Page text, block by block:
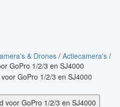
& Drones / Actiecamera's /
GoPro 1/2/3 en SJ4000